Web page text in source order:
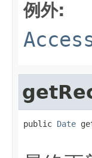
例外:
public Date